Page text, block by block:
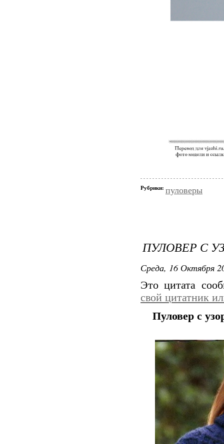
Рубрики: пуловеры
ПУЛОВЕР С
Среда, 16 Октября
Это цитата
свой цитатник
Пуловер с